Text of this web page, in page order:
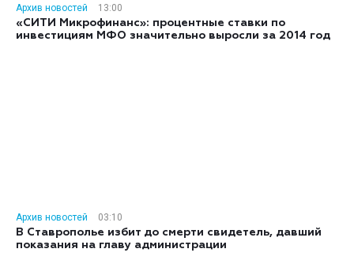
Архив новостей
13:00
«СИТИ Микрофинанс»: процентные ставки по
инвестициям МФО значительно выросли за 2014 год
Архив новостей
03:10
В Ставрополье избит до смерти свидетель, давший
показания на главу администрации